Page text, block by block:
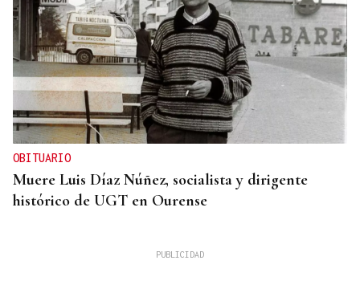
OBITUARIO
Muere Luis Díaz Núñez, socialista y dirigente
histórico de UGT en Ourense